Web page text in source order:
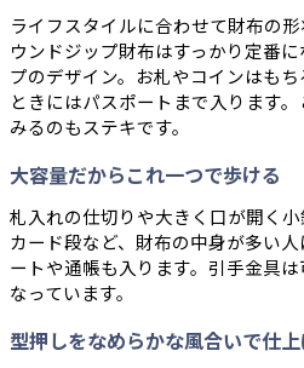
ライフスタイルに合わせて財布の
ウンドジップ財布はすっかり定番
プのデザイン。お札やコインはも
ときにはパスポートまで入ります
みるのもステキです。
大容量だからこれ一つで歩ける
札入れの仕切りや大きく口が開く
カード段など、財布の中身が多い
ートや通帳も入ります。引手金具
なっています。
型押しをなめらかな風合いで仕